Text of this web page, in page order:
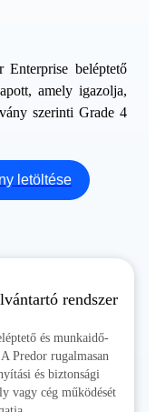
beléptető
amely igazolja,
szerinti Grade 4
letöltése
rendszer
és munkaidő-
Predor rugalmasan
és biztonsági
vagy cég működését